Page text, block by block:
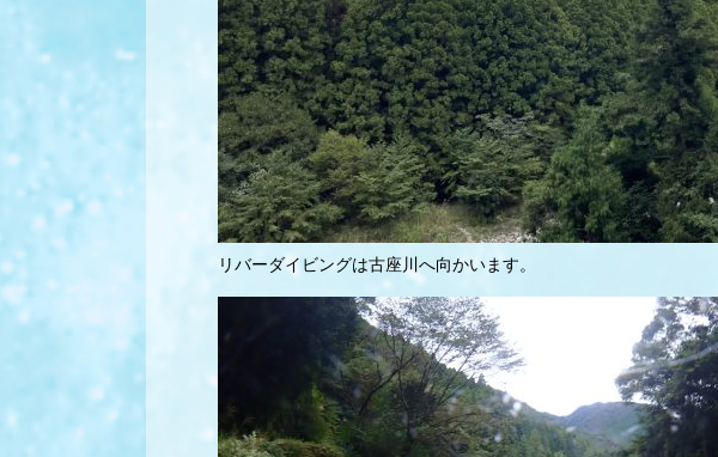
リバーダイビングは古座川へ向かいます。